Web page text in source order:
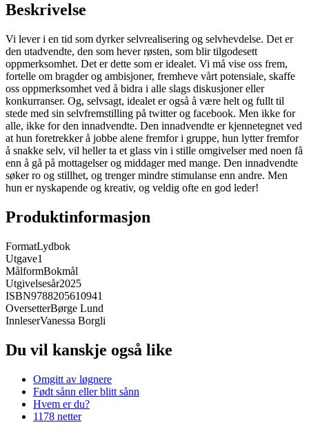
Beskrivelse
Vi lever i en tid som dyrker selvrealisering og selvhevdelse. Det er
den utadvendte, den som hever røsten, som blir tilgodesett
oppmerksomhet. Det er dette som er idealet. Vi må vise oss frem,
fortelle om bragder og ambisjoner, fremheve vårt potensiale, skaffe
oss oppmerksomhet ved å bidra i alle slags diskusjoner eller
konkurranser. Og, selvsagt, idealet er også å være helt og fullt til
stede med sin selvfremstilling på twitter og facebook. Men ikke for
alle, ikke for den innadvendte. Den innadvendte er kjennetegnet ved
at hun foretrekker å jobbe alene fremfor i gruppe, hun lytter fremfor
å snakke selv, vil heller ta et glass vin i stille omgivelser med noen få
enn å gå på mottagelser og middager med mange. Den innadvendte
søker ro og stillhet, og trenger mindre stimulanse enn andre. Men
hun er nyskapende og kreativ, og veldig ofte en god leder!
Produktinformasjon
FormatLydbok
Utgave1
MålformBokmål
Utgivelsesår2025
ISBN9788205610941
OversetterBørge Lund
InnleserVanessa Borgli
Du vil kanskje også like
Omgitt av løgnere
Født sånn eller blitt sånn
Hvem er du?
1178 netter